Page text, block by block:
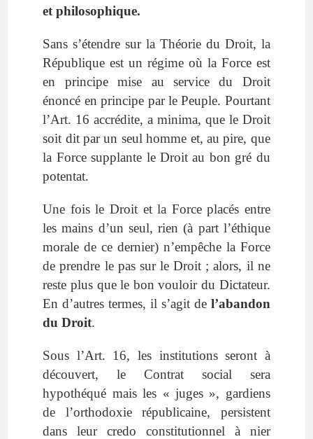
et philosophique.
Sans s’étendre sur la Théorie du Droit, la
République est un régime où la Force est
en principe mise au service du Droit
énoncé en principe par le Peuple. Pourtant
l’Art. 16 accrédite, a minima, que le Droit
soit dit par un seul homme et, au pire, que
la Force supplante le Droit au bon gré du
potentat.
Une fois le Droit et la Force placés entre
les mains d’un seul, rien (à part l’éthique
morale de ce dernier) n’empêche la Force
de prendre le pas sur le Droit ; alors, il ne
reste plus que le bon vouloir du Dictateur.
En d’autres termes, il s’agit de l’abandon
du Droit.
Sous l’Art. 16, les institutions seront à
découvert, le Contrat social sera
hypothéqué mais les « juges », gardiens
de l’orthodoxie républicaine, persistent
dans leur credo constitutionnel à nier